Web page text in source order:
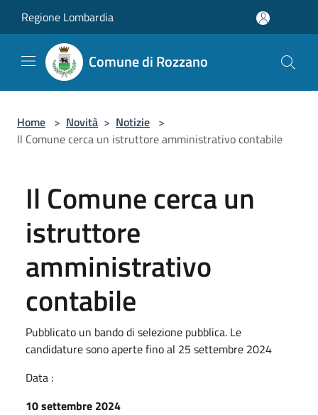
Regione Lombardia
Comune di Rozzano
Home > Novità > Notizie >
Il Comune cerca un istruttore amministrativo contabile
Il Comune cerca un
istruttore
amministrativo
contabile
Pubblicato un bando di selezione pubblica. Le
candidature sono aperte fino al 25 settembre 2024
Data :
10 settembre 2024